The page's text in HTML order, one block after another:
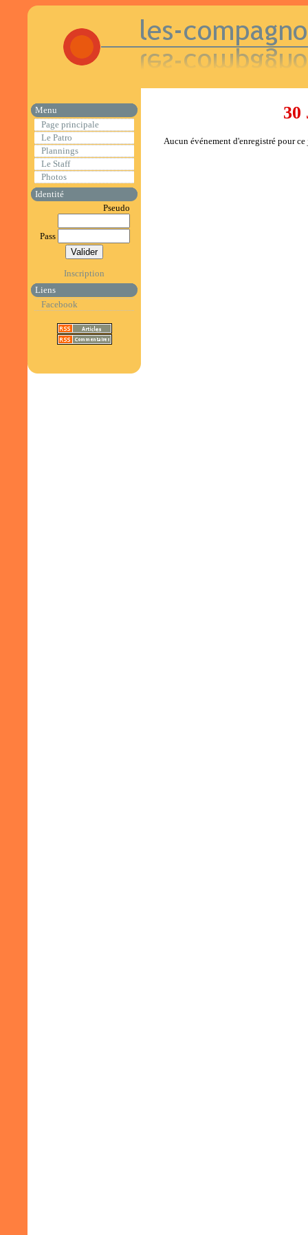
Menu
Page principale
Le Patro
Plannings
Le Staff
Photos
Identité
Pseudo
Pass
Inscription
Liens
Facebook
30
Aucun événement d'enregistré pour